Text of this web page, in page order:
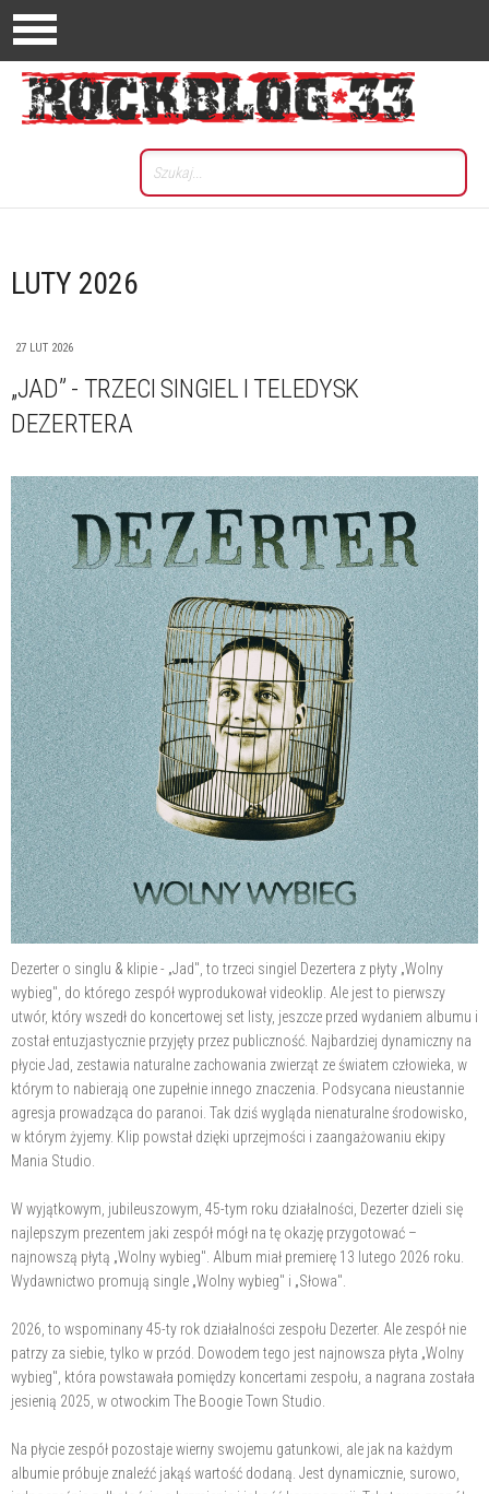
LUTY 2026
27 LUT 2026
„JAD” - TRZECI SINGIEL I TELEDYSK
DEZERTERA
Dezerter o singlu & klipie - „Jad", to trzeci singiel Dezertera z płyty „Wolny
wybieg", do którego zespół wyprodukował videoklip. Ale jest to pierwszy
utwór, który wszedł do koncertowej set listy, jeszcze przed wydaniem albumu i
został entuzjastycznie przyjęty przez publiczność. Najbardziej dynamiczny na
płycie Jad, zestawia naturalne zachowania zwierząt ze światem człowieka, w
którym to nabierają one zupełnie innego znaczenia. Podsycana nieustannie
agresja prowadząca do paranoi. Tak dziś wygląda nienaturalne środowisko,
w którym żyjemy. Klip powstał dzięki uprzejmości i zaangażowaniu ekipy
Mania Studio.
W wyjątkowym, jubileuszowym, 45-tym roku działalności, Dezerter dzieli się
najlepszym prezentem jaki zespół mógł na tę okazję przygotować –
najnowszą płytą „Wolny wybieg". Album miał premierę 13 lutego 2026 roku.
Wydawnictwo promują single „Wolny wybieg" i „Słowa".
2026, to wspominany 45-ty rok działalności zespołu Dezerter. Ale zespół nie
patrzy za siebie, tylko w przód. Dowodem tego jest najnowsza płyta „Wolny
wybieg", która powstawała pomiędzy koncertami zespołu, a nagrana została
jesienią 2025, w otwockim The Boogie Town Studio.
Na płycie zespół pozostaje wierny swojemu gatunkowi, ale jak na każdym
albumie próbuje znaleźć jakąś wartość dodaną. Jest dynamicznie, surowo,